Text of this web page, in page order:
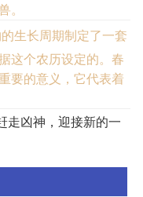
生长周期制定了一套
这个农历设定的。春
要的意义，它代表着
走凶神，迎接新的一